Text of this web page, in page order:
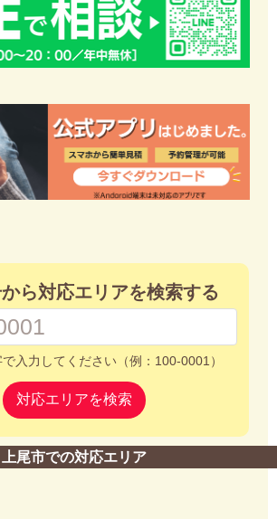
ら対応エリアを検索する
入力してください（例：100-0001）
対応エリアを検索
上尾市での対応エリア